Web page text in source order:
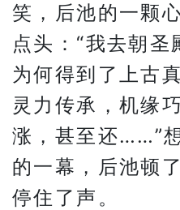
笑，后池的一颗
点头：“我去朝圣
为何得到了上古
灵力传承，机缘
涨，甚至还……”
的一幕，后池顿
停住了声。